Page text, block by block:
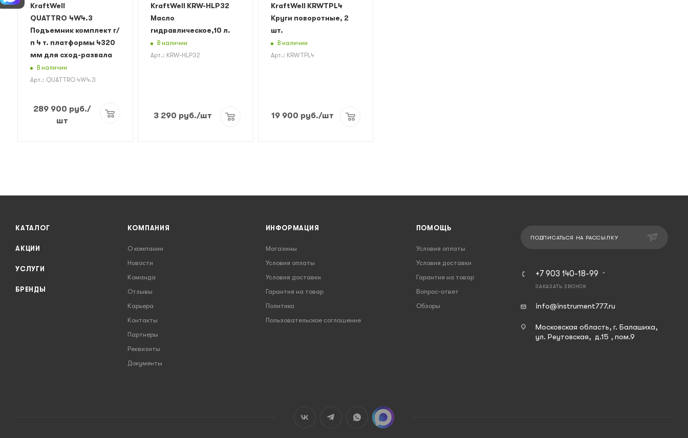
KraftWell
QUATTRO 4W4.3
Подъемник комплект г/
п 4 т. платформы 4320
мм для сход-развала
В наличии
Арт.: QUATTRO 4W4.3
289 900 руб./
шт
KraftWell KRW-HLP32
Масло
гидравлическое,10 л.
В наличии
Арт.: KRW-HLP32
3 290 руб./шт
KraftWell KRWTPL4
Круги поворотные, 2
шт.
В наличии
Арт.: KRWTPL4
19 900 руб./шт
КАТАЛОГ
АКЦИИ
УСЛУГИ
БРЕНДЫ
КОМПАНИЯ
О компании
Новости
Команда
Отзывы
Карьера
Контакты
Партнеры
Реквизиты
Документы
ИНФОРМАЦИЯ
Магазины
Условия оплаты
Условия доставки
Гарантия на товар
Политика
Пользовательское соглашение
ПОМОЩЬ
Условия оплаты
Условия доставки
Гарантия на товар
Вопрос-ответ
Обзоры
ПОДПИСАТЬСЯ НА РАССЫЛКУ
+7 903 140-18-99
ЗАКАЗАТЬ ЗВОНОК
info@instrument777.ru
Московская область, г. Балашиха,
ул. Реутовская, д.15 , пом.9